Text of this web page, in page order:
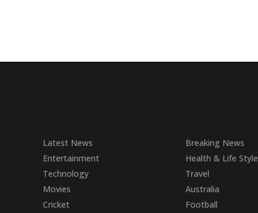
Latest News Breaking News
Entertainment
Health & Life Style
Technology
Travel
Movies
Australia
Cricket
Football